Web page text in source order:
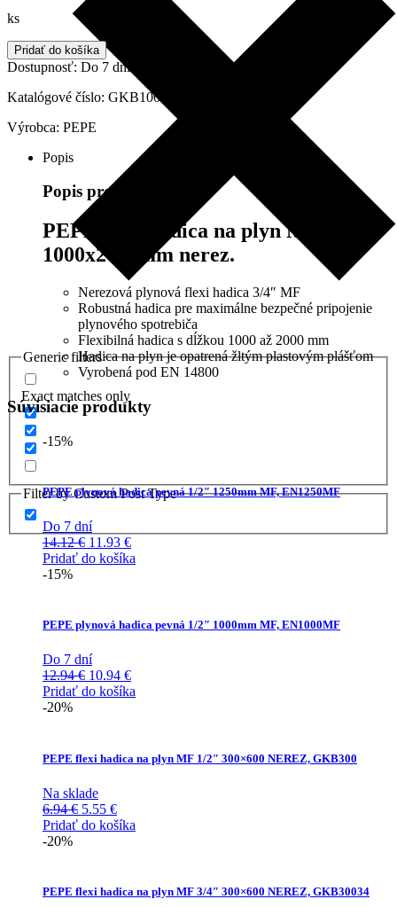
Generic filters
Exact matches only
Filter by Custom Post Type
flexi
na
plyn
3/4"
NEREZ,
ks
Pridať do košíka
Dostupnosť: Do 7 dní
Katalógové číslo: GKB100034
Výrobca: PEPE
Popis
Popis produktu
PEPE flexi hadica na plyn MF 3/4″
1000x2000mm nerez.
Nerezová plynová flexi hadica 3/4″ MF
Robustná hadica pre maximálne bezpečné pripojenie
plynového spotrebiča
Flexibilná hadica s dĺžkou 1000 až 2000 mm
Hadica na plyn je opatrená žltým plastovým plášťom
Vyrobená pod EN 14800
Súvisiacie produkty
-15%
PEPE plynová hadica pevná 1/2″ 1250mm MF, EN1250MF
Do 7 dní
14.12€ Pôvodná
cena
11.93 €Aktuálna
cena
Pridať do košíka
-15%
PEPE plynová hadica pevná 1/2″ 1000mm MF, EN1000MF
Do 7 dní
12.94€ Pôvodná
cena
10.94 €Aktuálna
cena
Pridať do košíka
-20%
PEPE flexi hadica na plyn MF 1/2″ 300×600 NEREZ, GKB300
Na sklade
6.94€ Pôvodná
cena
5.55 €Aktuálna
cena
Pridať do košíka
-20%
PEPE flexi hadica na plyn MF 3/4″ 300×600 NEREZ, GKB30034